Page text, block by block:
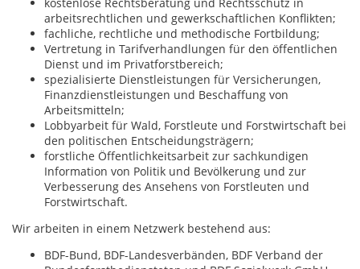
arbeitsrechtlichen und gewerkschaftlichen Konflikten;
fachliche, rechtliche und methodische Fortbildung;
Vertretung in Tarifverhandlungen für den öffentlichen
Dienst und im Privatforstbereich;
spezialisierte Dienstleistungen für Versicherungen,
Finanzdienstleistungen und Beschaffung von
Arbeitsmitteln;
Lobbyarbeit für Wald, Forstleute und Forstwirtschaft bei
den politischen Entscheidungsträgern;
forstliche Öffentlichkeitsarbeit zur sachkundigen
Information von Politik und Bevölkerung und zur
Verbesserung des Ansehens von Forstleuten und
Forstwirtschaft.
Wir arbeiten in einem Netzwerk bestehend aus:
BDF-Bund, BDF-Landesverbänden, BDF Verband der